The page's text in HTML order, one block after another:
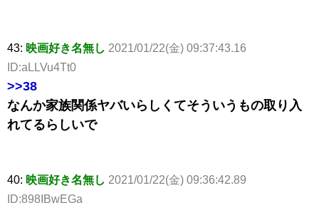
43: 映画好き名無し 2021/01/22(金) 09:37:43.16
ID:aLLVu4Tt0
>>38
なんか家族関係ヤバいらしくてそういうもの取り入
れてるらしいで
40: 映画好き名無し 2021/01/22(金) 09:36:42.89
ID:898IBwEGa